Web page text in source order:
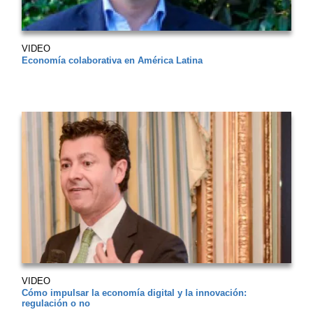
VIDEO
Economía colaborativa en América Latina
VIDEO
Cómo impulsar la economía digital y la innovación:
regulación o no